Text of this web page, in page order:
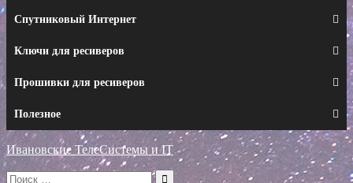
Спутниковый Интернет
Ключи для ресиверов
Прошивки для ресиверов
Полезное
Ивановские ТелеСистемы и IT
Искать: